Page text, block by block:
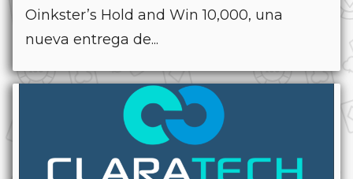
Oinkster’s Hold and Win 10,000, una
nueva entrega de...